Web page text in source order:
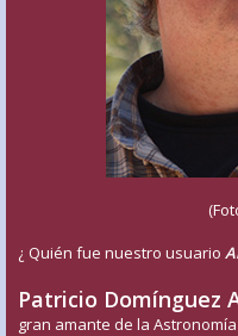
¿ Quién fue nuestro usuario
Patricio Domínguez
gran amante de la